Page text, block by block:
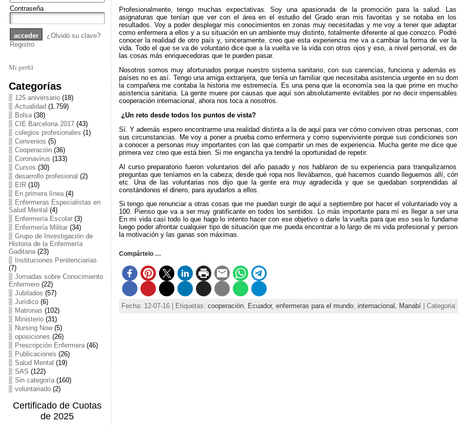
Contraseña
¿Olvidó su clave?
Registro
Mi perfil
Categorías
125 aniversario(18)
Actualidad (1.759)
Bolsa(38)
CIE Barcelona 2017(43)
colegios profesionales (1)
Convenios (5)
Cooperación(36)
Coronavirus (133)
Cursos (30)
desarrollo profesional (2)
EIR(10)
En primera línea(4)
Enfermeras Especialistas en
Salud Mental (4)
Enfermería Escolar(3)
Enfermería Militar(34)
Grupo de Investigación de
Historia de la Enfermería
Gaditana(23)
Instituciones Penitenciarias
(7)
Jornadas sobre Conocimiento
Enfermero(22)
Jubilados (57)
Jurídico(6)
Matronas (102)
Ministerio(31)
Nursing Now(5)
oposiciones (26)
Prescripción Enfermera(46)
Publicaciones (26)
Salud Mental (19)
SAS (122)
Sin categoría(160)
voluntariado(2)
Certificado de Cuotas
de 2025
Profesionalmente, tengo muchas expectativas. Soy una apasionada de la promoción para la salud. Las
asignaturas que tenían que ver con el área en el estudio del Grado eran mis favoritas y se notaba en los
resultados. Voy a poder desplegar mis conocimientos en zonas muy necesitadas y me voy a tener que adaptar
como enfermera a ellos y a su situación en un ambiente muy distinto, totalmente diferente al que conozco. Podré
conocer la realidad de otro país y, sinceramente, creo que esta experiencia me va a cambiar la forma de ver la
vida. Todo el que se va de voluntario dice que a la vuelta ve la vida con otros ojos y eso, a nivel personal, es de
las cosas más enriquecedoras que te pueden pasar.
Nosotros somos muy afortunados porque nuestro sistema sanitario, con sus carencias, funciona y además
países no es así. Tengo una amiga extranjera, que tenía un familiar que necesitaba asistencia urgente en su
la compañera me contaba la historia me estremecía. Es una pena que la economía sea la que prime en
asistencia sanitaria. La gente muere por causas que aquí son absolutamente evitables por no decir
cooperación internacional, ahora nos toca a nosotros.
¿Un reto desde todos los puntos de vista?
Sí. Y además espero encontrarme una realidad distinta a la de aquí para ver cómo conviven otras personas,
sus circunstancias. Me voy a poner a prueba como enfermera y como superviviente porque sus condiciones
a conocer a personas muy importantes con las que compartir un mes de experiencia. Mucha gente me dice
primera vez creo que está bien. Si me engancha ya tendré la oportunidad de repetir.
Al curso preparatorio fueron voluntarios del año pasado y nos hablaron de su experiencia para
preguntas que teníamos en la cabeza; desde qué ropa nos llevábamos, qué hacemos cuando lleguemos allí,
etc. Una de las voluntarias nos dijo que la gente era muy agradecida y que se quedaban sorprendidas
constándonos el dinero, para ayudarlos a ellos.
Si tengo que renunciar a otras cosas que me puedan surgir de aquí a septiembre por hacer el voluntariado voy
100. Pienso que va a ser muy gratificante en todos los sentidos. Lo más importante para mí es llegar a ser
En mi vida casi todo lo que hago lo intento hacer con ese objetivo o darle la vuelta para que eso sea lo
luego poder afrontar cualquier tipo de situación que me pueda encontrar a lo largo de mi vida profesional y
la motivación y las ganas son máximas.
Compártelo …
Fecha: 12-07-16 | Etiquetas: cooperación, Ecuador, enfermeras para el mundo, internacional , Manabí| Categoria: